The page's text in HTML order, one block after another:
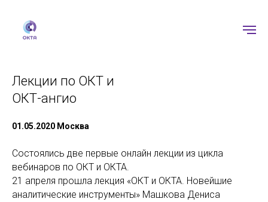
Лекции по ОКТ и
ОКТ-ангио
01.05.2020 Москва
Состоялись две первые онлайн лекции из цикла
вебинаров по ОКТ и ОКТА.
21 апреля прошла лекция «ОКТ и ОКТА. Новейшие
аналитические инструменты» Машкова Дениса